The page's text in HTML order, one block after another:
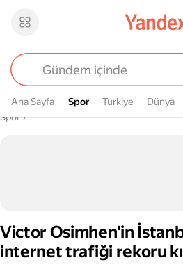
Ana Sayfa Spor
Spor Türkiye Dünya
Buradasın
Spor›
Victor Osimhen'in
internet trafiği rekoru